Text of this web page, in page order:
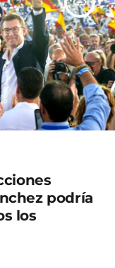
podría
los